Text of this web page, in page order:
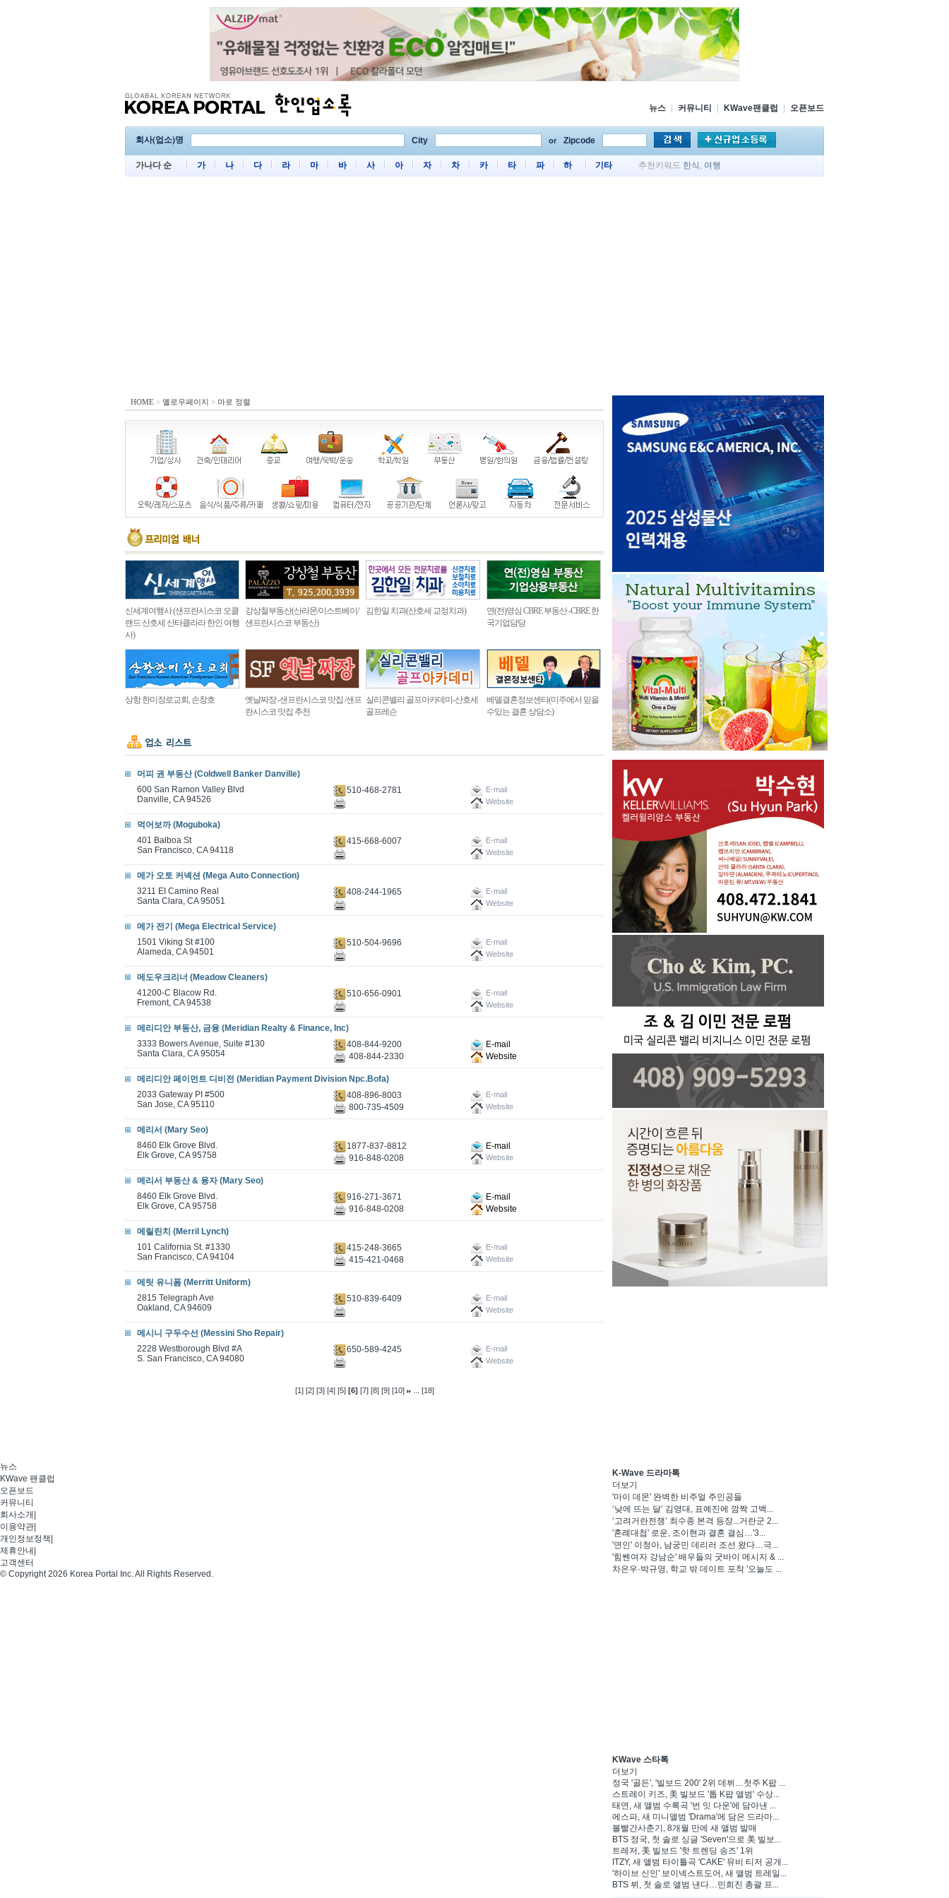
뉴스 커뮤니티 KWave팬클럽 오픈보드
회사(업소)명 City or Zipcode
가나다 순 가 나 다 라 마 바 사 아 자 차 카 타 파 하 기타 추천키워드 한식 , 여행
HOME > 옐로우페이지 > 마로 정렬
신세계여행사 (샌프란시스코 오클
랜드 산호세 산타클라라 한인 여행
사)
강상철부동산(산라몬/이스트베이/
샌프란시스코 부동산)
김한일 치과(산호세 교정치과)
연(전)영심 CBRE 부동산 -CBRE 한
국기업담당
상항 한미장로교회, 손창호
옛날짜장 -샌프란시스코 맛집 /샌프
란시스코 맛집 추천
실리콘밸리 골프아카데미-산호세
골프레슨
베델결혼정보센타(미주에서 믿을
수있는 결혼 상담소)
머피 권 부동산 (Coldwell Banker Danville)
600 San Ramon Valley Blvd
Danville, CA 94526
510-468-2781
E-mail
Website
먹어보까 (Moguboka)
401 Balboa St
San Francisco, CA 94118
415-668-6007
E-mail
Website
메가 오토 커넥션 (Mega Auto Connection)
3211 EI Camino Real
Santa Clara, CA 95051
408-244-1965
E-mail
Website
메가 전기 (Mega Electrical Service)
1501 Viking St #100
Alameda, CA 94501
510-504-9696
E-mail
Website
메도우크리너 (Meadow Cleaners)
41200-C Blacow Rd.
Fremont, CA 94538
510-656-0901
E-mail
Website
메리디안 부동산, 금융 (Meridian Realty & Finance, Inc)
3333 Bowers Avenue, Suite #130
Santa Clara, CA 95054
408-844-9200
E-mail
408-844-2330
Website
메리디안 페이먼트 디비전 (Meridian Payment Division Npc.Bofa)
2033 Gateway PI #500
San Jose, CA 95110
408-896-8003 E-mail
800-735-4509 Website
메리서 (Mary Seo)
8460 Elk Grove Blvd.
Elk Grove, CA 95758
1877-837-8812
E-mail
916-848-0208
Website
메리서 부동산 & 융자 (Mary Seo)
8460 Elk Grove Blvd.
Elk Grove, CA 95758
916-271-3671
E-mail
916-848-0208
Website
메릴린치 (Merril Lynch)
101 California St. #1330
San Francisco, CA 94104
415-248-3665 E-mail
415-421-0468 Website
메릿 유니폼 (Merritt Uniform)
2815 Telegraph Ave
Oakland, CA 94609
510-839-6409
E-mail
Website
메시니 구두수선 (Messini Sho Repair)
2228 Westborough Blvd #A
S. San Francisco, CA 94080
650-589-4245
E-mail
Website
[1] [2] [3] [4] [5] [6] [7] [8] [9] [10] ... [18]
K-Wave 드라마톡
더보기
'마이 데몬' 완벽한 비주얼 주인공들
‘낮에 뜨는 달’ 김영대, 표예진에 깜짝 고백...
‘고려거란전쟁’ 최수종 본격 등장...거란군 2...
'혼례대첩' 로운, 조이현과 결혼 결심…'3...
'연인' 이청아, 남궁민 데리러 조선 왔다…극...
'힘쎈여자 강남순' 배우들의 굿바이 메시지 & ...
차은우·박규영, 학교 밖 데이트 포착 '오늘도 ...
KWave 스타톡
더보기
정국 '골든', '빌보드 200' 2위 데뷔…첫주 K팝 ...
스트레이 키즈, 美 빌보드 '톱 K팝 앨범' 수상...
태연, 새 앨범 수록곡 '번 잇 다운'에 담아낸 ...
에스파, 새 미니앨범 'Drama'에 담은 드라마...
볼빨간사춘기, 8개월 만에 새 앨범 발매
BTS 정국, 첫 솔로 싱글 'Seven'으로 美 빌보...
트레저, 美 빌보드 '핫 트렌딩 송즈' 1위
ITZY, 새 앨범 타이틀곡 'CAKE' 뮤비 티저 공개...
'하이브 신인' 보이넥스트도어, 새 앨범 트레일...
BTS 뷔, 첫 솔로 앨범 낸다…민희진 총괄 프...
뉴스
KWave 팬클럽
오픈보드
커뮤니티
회사소개
이용약관
개인정보정책
제휴안내
고객센터
© Copyright 2026 Korea Portal Inc. All Rights Reserved.